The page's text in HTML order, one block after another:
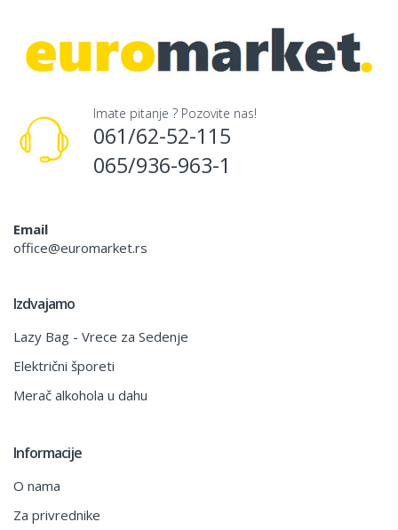
Imate pitanje ? Pozovite nas!
061/62-52-115
065/936-963-1
Email
office@euromarket.rs
Izdvajamo
Lazy Bag - Vrece za Sedenje
Električni šporeti
Merač alkohola u dahu
Informacije
O nama
Za privrednike